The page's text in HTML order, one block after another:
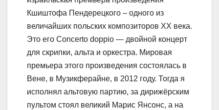
Кшиштофа Пендерецкого – одного из
величайших польских композиторов XX века.
Это его Concerto doppio — двойной концерт
для скрипки, альта и оркестра. Мировая
премьера этого произведения состоялась в
Вене, в Музикферайне, в 2012 году. Тогда я
исполнял альтовую партию, за дирижёрским
пультом стоял великий Марис Янсонс, а на